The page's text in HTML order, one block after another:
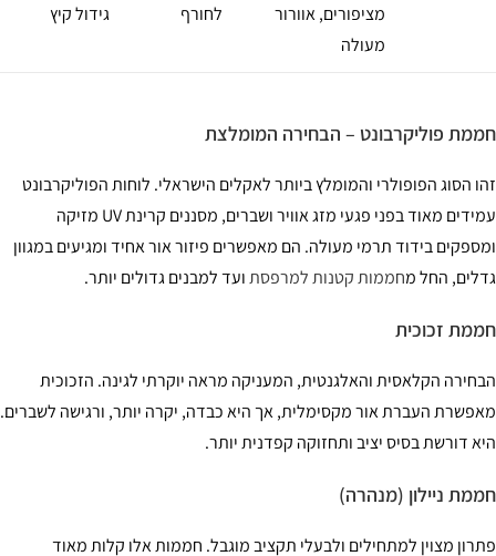
מציפורים, אוורור
מעולה
לחורף
גידול קיץ
פוליקרבונט – הבחירה המומלצת
הסוג הפופולרי והמומלץ ביותר לאקלים הישראלי. לוחות הפוליקרבונט
עמידים מאוד בפני פגעי מזג אוויר ושברים, מסננים קרינת UV מזיקה
בידוד תרמי מעולה. הם מאפשרים פיזור אור אחיד ומגיעים במגוון
החל מחממות קטנות למרפסתועד למבנים גדולים יותר.
זכוכית
הקלאסית והאלגנטית, המעניקה מראה יוקרתי לגינה. הזכוכית
העברת אור מקסימלית, אך היא כבדה, יקרה יותר, ורגישה לשברים.
דורשת בסיס יציב ותחזוקה קפדנית יותר.
ניילון (מנהרה)
מצוין למתחילים ולבעלי תקציב מוגבל. חממות אלו קלות מאוד